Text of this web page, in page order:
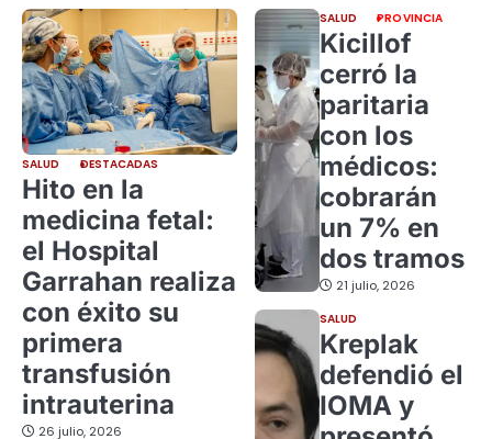
SALUD DESTACADAS
Hito en la
medicina fetal:
el Hospital
Garrahan realiza
con éxito su
primera
transfusión
intrauterina
26 julio, 2026
SALUD PROVINCIA
Kicillof
cerró la
paritaria
con los
médicos:
cobrarán
un 7% en
dos tramos
21 julio, 2026
SALUD
Kreplak
defendió el
IOMA y